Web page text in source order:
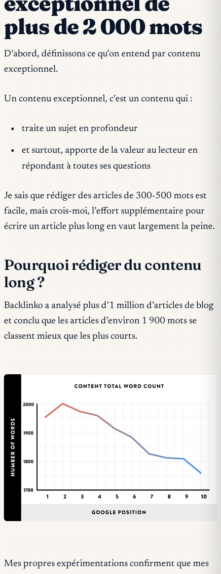
plus de 2 000 mots
D’abord, définissons ce qu’on entend par contenu
exceptionnel.
Un contenu exceptionnel, c’est un contenu qui :
traite un sujet en profondeur
et surtout, apporte de la valeur au lecteur en
répondant à toutes ses questions
Je sais que rédiger des articles de 300-500 mots est
facile, mais crois-moi, l’effort supplémentaire pour
écrire un article plus long en vaut largement la peine.
Pourquoi rédiger du contenu
long ?
Backlinko a analysé plus d’1 million d’articles de blog
et conclu que les articles d’environ 1 900 mots se
classent mieux que les plus courts.
Mes propres expérimentations confirment que mes